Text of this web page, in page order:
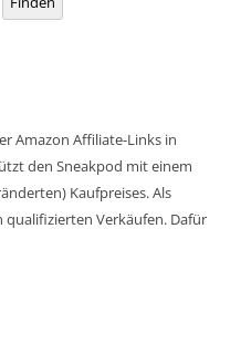
Amazon Affiliate-Links in
den Sneakpod mit einem
Kaufpreises. Als
Verkäufen. Dafür